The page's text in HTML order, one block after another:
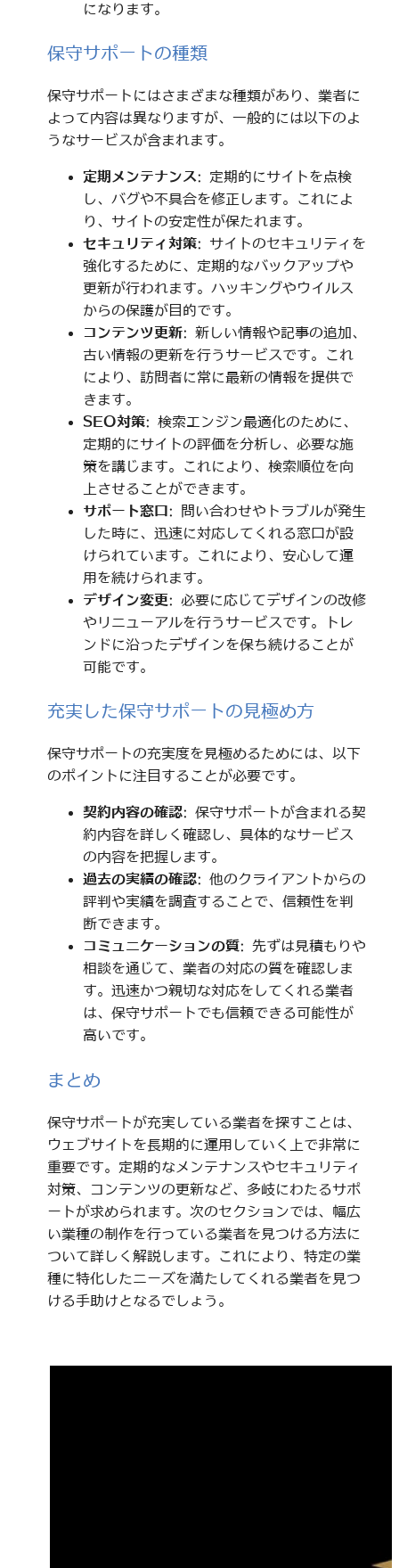
になります。
保守サポートの種類
保守サポートにはさまざまな種類があり、業者に
よって内容は異なりますが、一般的には以下のよ
うなサービスが含まれます。
定期メンテナンス: 定期的にサイトを点検
し、バグや不具合を修正します。これによ
り、サイトの安定性が保たれます。
セキュリティ対策: サイトのセキュリティを
強化するために、定期的なバックアップや
更新が行われます。ハッキングやウイルス
からの保護が目的です。
コンテンツ更新: 新しい情報や記事の追加、
古い情報の更新を行うサービスです。これ
により、訪問者に常に最新の情報を提供で
きます。
SEO対策: 検索エンジン最適化のために、
定期的にサイトの評価を分析し、必要な施
策を講じます。これにより、検索順位を向
上させることができます。
サポート窓口 : 問い合わせやトラブルが発生
した時に、迅速に対応してくれる窓口が設
けられています。これにより、安心して運
用を続けられます。
デザイン変更: 必要に応じてデザインの改修
やリニューアルを行うサービスです。トレ
ンドに沿ったデザインを保ち続けることが
可能です。
充実した保守サポートの見極め方
保守サポートの充実度を見極めるためには、以下
のポイントに注目することが必要です。
契約内容の確認: 保守サポートが含まれる契
約内容を詳しく確認し、具体的なサービス
の内容を把握します。
過去の実績の確認: 他のクライアントからの
評判や実績を調査することで、信頼性を判
断できます。
コミュニケーションの質: 先ずは見積もりや
相談を通じて、業者の対応の質を確認しま
す。迅速かつ親切な対応をしてくれる業者
は、保守サポートでも信頼できる可能性が
高いです。
まとめ
保守サポートが充実している業者を探すことは、
ウェブサイトを長期的に運用していく上で非常に
重要です。定期的なメンテナンスやセキュリティ
対策、コンテンツの更新など、多岐にわたるサポ
ートが求められます。次のセクションでは、幅広
い業種の制作を行っている業者を見つける方法に
ついて詳しく解説します。これにより、特定の業
種に特化したニーズを満たしてくれる業者を見つ
ける手助けとなるでしょう。